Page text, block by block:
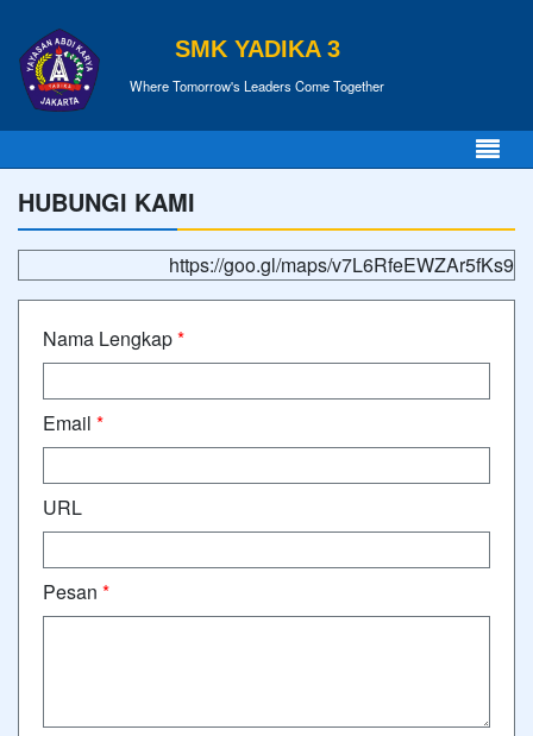
SMK YADIKA 3
Where Tomorrow's Leaders Come Together
HUBUNGI KAMI
https://goo.gl/maps/v7L6RfeEWZAr5fKs9
Nama Lengkap*
Email *
URL
Pesan *